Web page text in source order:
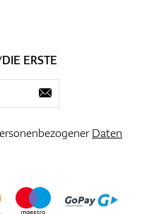
ERSTE
Daten